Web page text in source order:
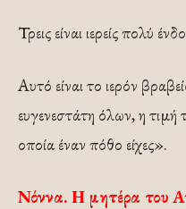
Τρεις είναι ιερείς πολύ
Αυτό είναι το ιερόν
ευγενεστάτη όλων, η
οποία έναν πόθο είχες».
Νόννα. Η μητέρα του